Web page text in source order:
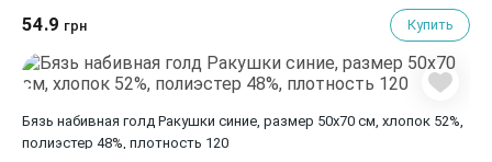
54.9 грн Купить
Бязь набивная голд Ракушки синие, размер 50х70 см, хлопок 52%,
полиэстер 48%, плотность 120